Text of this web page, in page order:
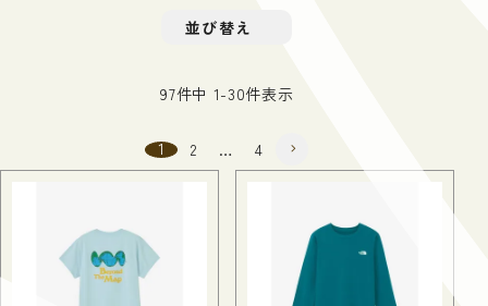
13,000 (税込)
19,800 (税込)
リルプレート
20L
並び替え
97件中 1-30件表示
1 2 … 4